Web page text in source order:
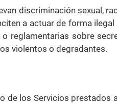
discriminación sexual,
a actuar de forma
reglamentarias sobre
violentos o degradantes.
de los Servicios